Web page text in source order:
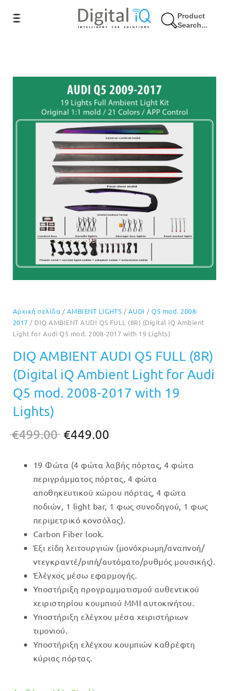
Product
Search...
10% Έκπτωση
Αρχική σελίδα / AMBIENT LIGHTS / AUDI /Q5 mod. 2008-
2017 / DIQ AMBIENT AUDI Q5 FULL (8R) (Digital iQ Ambient
Light for Audi Q5 mod. 2008-2017 with 19 Lights)
DIQ AMBIENT AUDI Q5 FULL (8R)
(Digital iQ Ambient Light for Audi
Q5 mod. 2008-2017 with 19
Lights)
€499.00 Original
was:
€499.00.
€449.00
τιμή
είναι:
€449.00.
19 Φώτα (4 φώτα λαβής πόρτας, 4 φώτα
περιγράμματος πόρτας, 4 φώτα
αποθηκευτικού χώρου πόρτας, 4 φώτα
ποδιών, 1 light bar, 1 φως συνοδηγού, 1 φως
περιμετρικό κονσόλας).
Carbon Fiber look.
Έξι είδη λειτουργιών (μονόχρωμη/αναπνοή/
ντεγκραντέ/ριπή/αυτόματο/ρυθμός μουσικής).
Έλέγχος μέσω εφαρμογής.
Υποστήριξη προγραμματισμού αυθεντικού
χειριστηρίου κουμπιού MMI αυτοκινήτου.
Υποστήριξη ελέγχου μέσα χειριστήριων
τιμονιού.
Υποστήριξη ελέγχου κουμπιών καθρέφτη
κύριας πόρτας.